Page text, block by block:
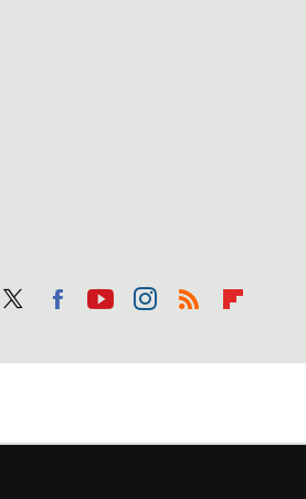
ter
ebo tub agr
boa